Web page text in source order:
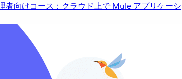
者向けコース：クラウド上で Mule アプリケーシ